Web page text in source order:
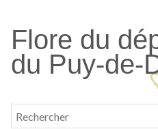
contenu
principal
Flore du
du Puy-de-